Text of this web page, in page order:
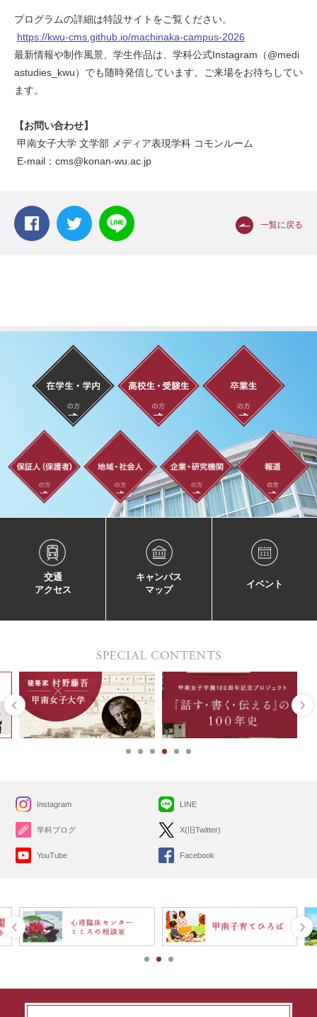
プログラムの詳細は特設サイトをご覧ください。
https://kwu-cms.github.io/machinaka-campus-2026
最新情報や制作風景、学生作品は、学科公式Instagram（@medi
astudies_kwu）でも随時発信しています。ご来場をお待ちしてい
ます。
【お問い合わせ】
甲南女子大学 文学部 メディア表現学科 コモンルーム
E-mail：cms@konan-wu.ac.jp
一覧に戻る
交通
アクセス
キャンパス
マップ
イベント
Instagram
学科ブログ
YouTube
LINE
X(旧Twitter)
Facebook